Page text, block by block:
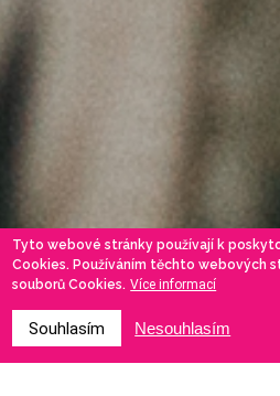
Tyto webové stránky používají k
Cookies. Používáním těchto webových
souborů Cookies. Více informací
Souhlasím Nesouhlasím